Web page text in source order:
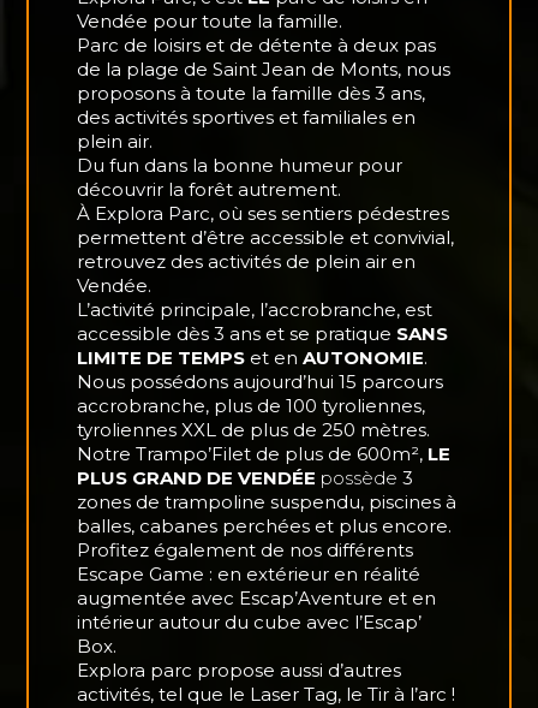
Vendée pour toute la famille.
Parc de loisirs et de détente à deux pas
de la plage de Saint Jean de Monts, nous
proposons à toute la famille dès 3 ans,
des activités sportives et familiales en
plein air.
Du fun dans la bonne humeur pour
découvrir la forêt autrement.
À Explora Parc, où ses sentiers pédestres
permettent d’être accessible et convivial,
retrouvez des activités de plein air en
Vendée.
L’activité principale, l’accrobranche, est
accessible dès 3 ans et se pratique SANS
LIMITE DE TEMPS et enAUTONOMIE.
Nous possédons aujourd’hui 15 parcours
accrobranche, plus de 100 tyroliennes,
tyroliennes XXL de plus de 250 mètres.
Notre Trampo’Filet de plus de 600m², LE
PLUS GRAND DE VENDÉE possède 3
zones de trampoline suspendu, piscines à
balles, cabanes perchées et plus encore.
Profitez également de nos différents
Escape Game : en extérieur en réalité
augmentée avec Escap’Aventure et en
intérieur autour du cube avec l’Escap’
Box.
Explora parc propose aussi d’autres
activités, tel que le Laser Tag, le Tir à l’arc !